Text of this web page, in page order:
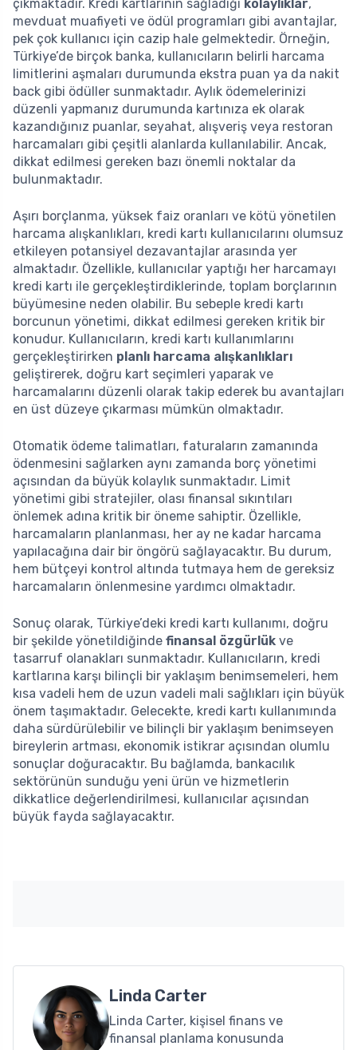
çıkmaktadır. Kredi kartlarının sağladığı kolaylıklar,
mevduat muafiyeti ve ödül programları gibi avantajlar,
pek çok kullanıcı için cazip hale gelmektedir. Örneğin,
Türkiye’de birçok banka, kullanıcıların belirli harcama
limitlerini aşmaları durumunda ekstra puan ya da nakit
back gibi ödüller sunmaktadır. Aylık ödemelerinizi
düzenli yapmanız durumunda kartınıza ek olarak
kazandığınız puanlar, seyahat, alışveriş veya restoran
harcamaları gibi çeşitli alanlarda kullanılabilir. Ancak,
dikkat edilmesi gereken bazı önemli noktalar da
bulunmaktadır.
Aşırı borçlanma, yüksek faiz oranları ve kötü yönetilen
harcama alışkanlıkları, kredi kartı kullanıcılarını olumsuz
etkileyen potansiyel dezavantajlar arasında yer
almaktadır. Özellikle, kullanıcılar yaptığı her harcamayı
kredi kartı ile gerçekleştirdiklerinde, toplam borçlarının
büyümesine neden olabilir. Bu sebeple kredi kartı
borcunun yönetimi, dikkat edilmesi gereken kritik bir
konudur. Kullanıcıların, kredi kartı kullanımlarını
gerçekleştirirken planlı harcama alışkanlıkları
geliştirerek, doğru kart seçimleri yaparak ve
harcamalarını düzenli olarak takip ederek bu avantajları
en üst düzeye çıkarması mümkün olmaktadır.
Otomatik ödeme talimatları, faturaların zamanında
ödenmesini sağlarken aynı zamanda borç yönetimi
açısından da büyük kolaylık sunmaktadır. Limit
yönetimi gibi stratejiler, olası finansal sıkıntıları
önlemek adına kritik bir öneme sahiptir. Özellikle,
harcamaların planlanması, her ay ne kadar harcama
yapılacağına dair bir öngörü sağlayacaktır. Bu durum,
hem bütçeyi kontrol altında tutmaya hem de gereksiz
harcamaların önlenmesine yardımcı olmaktadır.
Sonuç olarak, Türkiye’deki kredi kartı kullanımı, doğru
bir şekilde yönetildiğinde finansal özgürlük ve
tasarruf olanakları sunmaktadır. Kullanıcıların, kredi
kartlarına karşı bilinçli bir yaklaşım benimsemeleri, hem
kısa vadeli hem de uzun vadeli mali sağlıkları için büyük
önem taşımaktadır. Gelecekte, kredi kartı kullanımında
daha sürdürülebilir ve bilinçli bir yaklaşım benimseyen
bireylerin artması, ekonomik istikrar açısından olumlu
sonuçlar doğuracaktır. Bu bağlamda, bankacılık
sektörünün sunduğu yeni ürün ve hizmetlerin
dikkatlice değerlendirilmesi, kullanıcılar açısından
büyük fayda sağlayacaktır.
Linda Carter
Linda Carter, kişisel finans ve
finansal planlama konusunda